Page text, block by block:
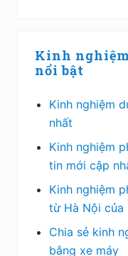
Sidebar
chính
Kinh
nổi bật
Kinh nghiệm
nhất
Kinh nghiệm
tin mới cập
Kinh nghiệm
từ Hà Nội của
Chia sẻ kinh
bằng xe máy